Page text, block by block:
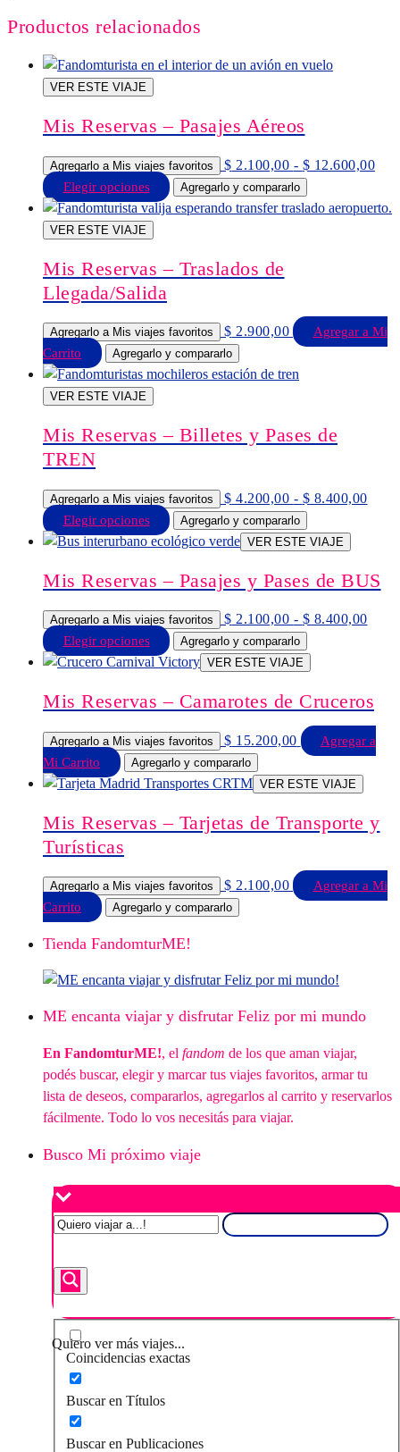
Productos relacionados
VER ESTE VIAJE
Mis Reservas – Pasajes Aéreos
Agregarlo a Mis viajes favoritos $ 2.100,00 - $ 12.600,00
Elegir opciones
Este
producto
variantes.
se
pueden
elegir
página
Agregarlo y compararlo
VER ESTE VIAJE
Mis Reservas – Traslados de
Llegada/Salida
Agregarlo a Mis viajes favoritos $ 2.900,00
Agregar a Mi
Carrito
Agregarlo y compararlo
VER ESTE VIAJE
Mis Reservas – Billetes y Pases de
TREN
Agregarlo a Mis viajes favoritos $ 4.200,00 - $ 8.400,00
hasta
Elegir opciones
Este
producto
múltiples
Las
opciones
se
elegir
en
la
página
producto
Agregarlo y compararlo
VER ESTE VIAJE
Mis Reservas – Pasajes y Pases de BUS
Agregarlo a Mis viajes favoritos $ 2.100,00 - $ 8.400,00
hasta
$
Elegir opciones
Este
producto
múltiples
Las
opciones
se
elegir
la
página
de
producto
Agregarlo y compararlo
VER ESTE VIAJE
Mis Reservas – Camarotes de Cruceros
Agregarlo a Mis viajes favoritos $ 15.200,00
Agregar a
Mi Carrito
Agregarlo y compararlo
VER ESTE VIAJE
Mis Reservas – Tarjetas de Transporte y
Turísticas
Agregarlo a Mis viajes favoritos $ 2.100,00
Agregar a Mi
Carrito
Agregarlo y compararlo
Tienda FandomturME!
ME encanta viajar y disfrutar Feliz por mi mundo
En FandomturME!, el fandom de los que aman viajar,
podés buscar, elegir y marcar tus viajes favoritos, armar tu
lista de deseos, compararlos, agregarlos al carrito y reservarlos
fácilmente. Todo lo vos necesitás para viajar.
Busco Mi próximo viaje
Quiero ver más viajes...
Coincidencias exactas
Buscar en Títulos
Buscar en Publicaciones